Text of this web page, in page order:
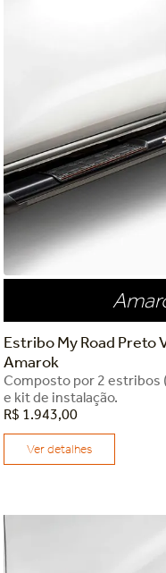
Estribo My Road Preto
Amarok
Composto por 2 estribos
e kit de instalação.
R$ 1 .943,00
Ver detalhes